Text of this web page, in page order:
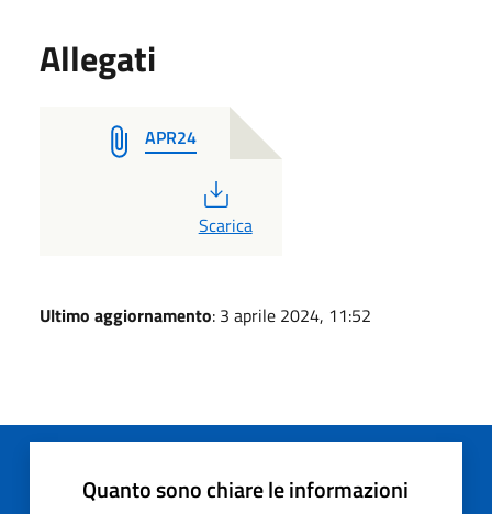
Allegati
APR24
PDF
Scarica
Ultimo aggiornamento: 3 aprile 2024, 11:52
Quanto sono chiare le informazioni